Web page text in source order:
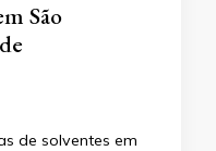
São
de solventes em